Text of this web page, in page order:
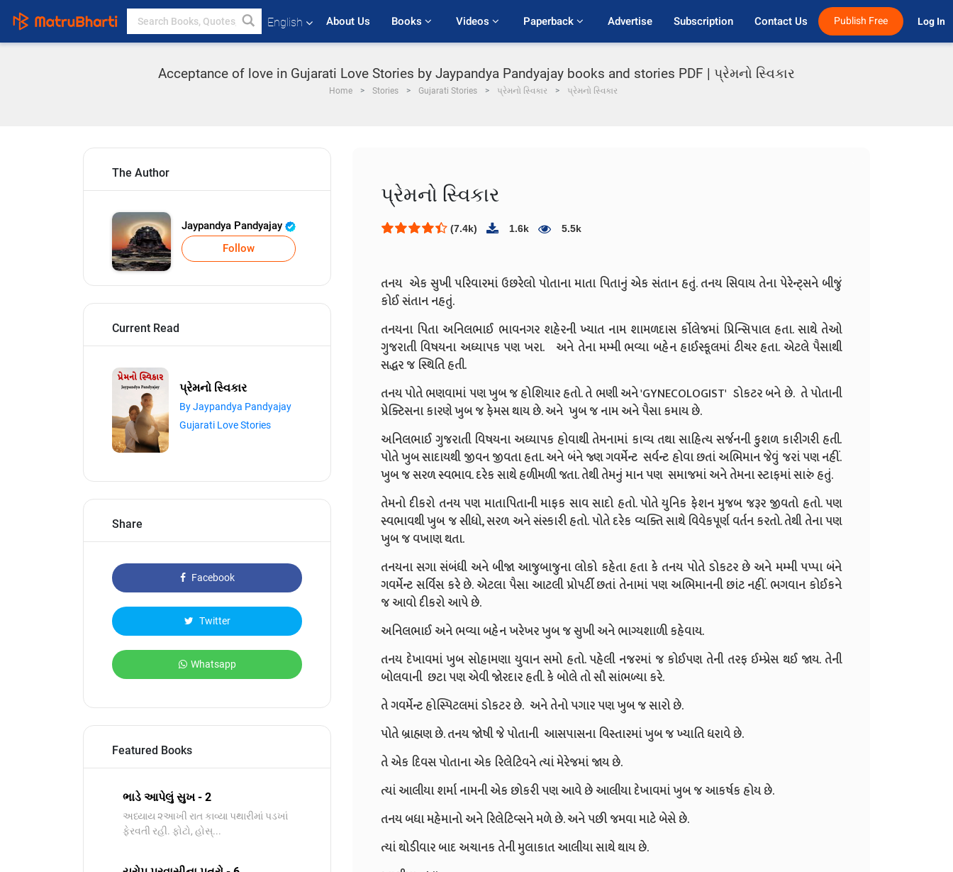
English About Us Books Videos Paperback Advertise Subscription Contact Us Publish Free Log In
Acceptance of love in Gujarati Love Stories by Jaypandya Pandyajay books and stories PDF | પ્રેમનો સ્વિકાર
Home Stories Gujarati Stories પ્રેમનો સ્વિકાર પ્રેમનો સ્વિકાર
The Author
Jaypandya Pandyajay
Follow
Current Read
પ્રેમનો સ્વિકાર
By Jaypandya Pandyajay
Gujarati Love Stories
Share
Facebook
Twitter
Whatsapp
Featured Books
ભાડે આપેલું સુખ - 2
અધ્યાય ૨આખી રાત કાવ્યા પથારીમાં પડખાં
ફેરવતી રહી. ફોટો, હોસ્...
પ્રેમનો સ્વિકાર
(7.4k) 1.6k 5.5k
તનય એક સુખી પરિવારમાં ઉછરેલો પોતાના માતા પિતાનું એક સંતાન હતું. તનય સિવાય તેના પેરેન્ટ્સને બીજું
કોઈ સંતાન નહતું.
તનયના પિતા અનિલભાઈ ભાવનગર શહેરની ખ્યાત નામ શામળદાસ ર્કોલેજમાં પ્રિન્સિપાલ હતા. સાથે તેઓ
ગુજરાતી વિષયના અધ્યાપક પણ ખરા. અને તેના મમ્મી ભવ્યા બહેન હાઈસ્કૂલમાં ટીચર હતા. એટલે પૈસાથી
સદ્ધર જ સ્થિતિ હતી.
તનય પોતે ભણવામાં પણ ખુબ જ હોશિયાર હતો. તે ભણી અને 'GYNECOLOGIST' ડોકટર બને છે. તે પોતાની
પ્રેક્ટિસના કારણે ખુબ જ ફેમસ થાય છે. અને ખુબ જ નામ અને પૈસા કમાય છે.
અનિલભાઈ ગુજરાતી વિષયના અધ્યાપક હોવાથી તેમનામાં કાવ્ય તથા સાહિત્ય સર્જનની કુશળ કારીગરી હતી.
પોતે ખુબ સાદાયથી જીવન જીવતા હતા. અને બંને જ્ણ ગવર્મેન્ટ સર્વન્ટ હોવા છતાં અભિમાન જેવું જરાં પણ નહીં.
ખુબ જ સરળ સ્વભાવ. દરેક સાથે હળીમળી જતા. તેથી તેમનું માન પણ સમાજમાં અને તેમના સ્ટાફમાં સારું હતું.
તેમનો દીકરો તનય પણ માતાપિતાની માફક સાવ સાદો હતો. પોતે યુનિક ફેશન મુજબ જરૂર જીવતો હતો. પણ
સ્વભાવથી ખુબ જ સીધો, સરળ અને સંસ્કારી હતો. પોતે દરેક વ્યક્તિ સાથે વિવેકપૂર્ણ વર્તન કરતો. તેથી તેના પણ
ખુબ જ વખાણ થતા.
તનયના સગા સંબંધી અને બીજા આજુબાજુના લોકો કહેતા હતા કે તનય પોતે ડોકટર છે અને મમ્મી પપ્પા બંને
ગવર્મેન્ટ સર્વિસ કરે છે. એટલા પૈસા આટલી પ્રોપર્ટી છતાં તેનામાં પણ અભિમાનની છાંટ નહીં. ભગવાન કોઈકને
જ આવો દીકરો આપે છે.
અનિલભાઈ અને ભવ્યા બહેન ખરેખર ખુબ જ સુખી અને ભાગ્યશાળી કહેવાય.
તનય દેખાવમાં ખુબ સોહામણા યુવાન સમો હતો. પહેલી નજરમાં જ કોઈપણ તેની તરફ ઈમ્પ્રેસ થઈ જાય. તેની
બોલવાની છટા પણ એવી જોરદાર હતી. કે બોલે તો સૌ સાંભળ્યા કરે.
તે ગવર્મેન્ટ હોસ્પિટલમાં ડોકટર છે. અને તેનો પગાર પણ ખુબ જ સારો છે.
પોતે બ્રાહ્મણ છે. તનય જોષી જે પોતાની આસપાસના વિસ્તારમાં ખુબ જ ખ્યાતિ ધરાવે છે.
તે એક દિવસ પોતાના એક રિલેટિવને ત્યાં મેરેજમાં જાય છે.
ત્યાં આલીયા શર્મા નામની એક છોકરી પણ આવે છે આલીયા દેખાવમાં ખુબ જ આકર્ષક હોય છે.
તનય બધા મહેમાનો અને રિલેટિવ્સને મળે છે. અને પછી જમવા માટે બેસે છે.
ત્યાં થોડીવાર બાદ અચાનક તેની મુલાકાત આલીયા સાથે થાય છે.